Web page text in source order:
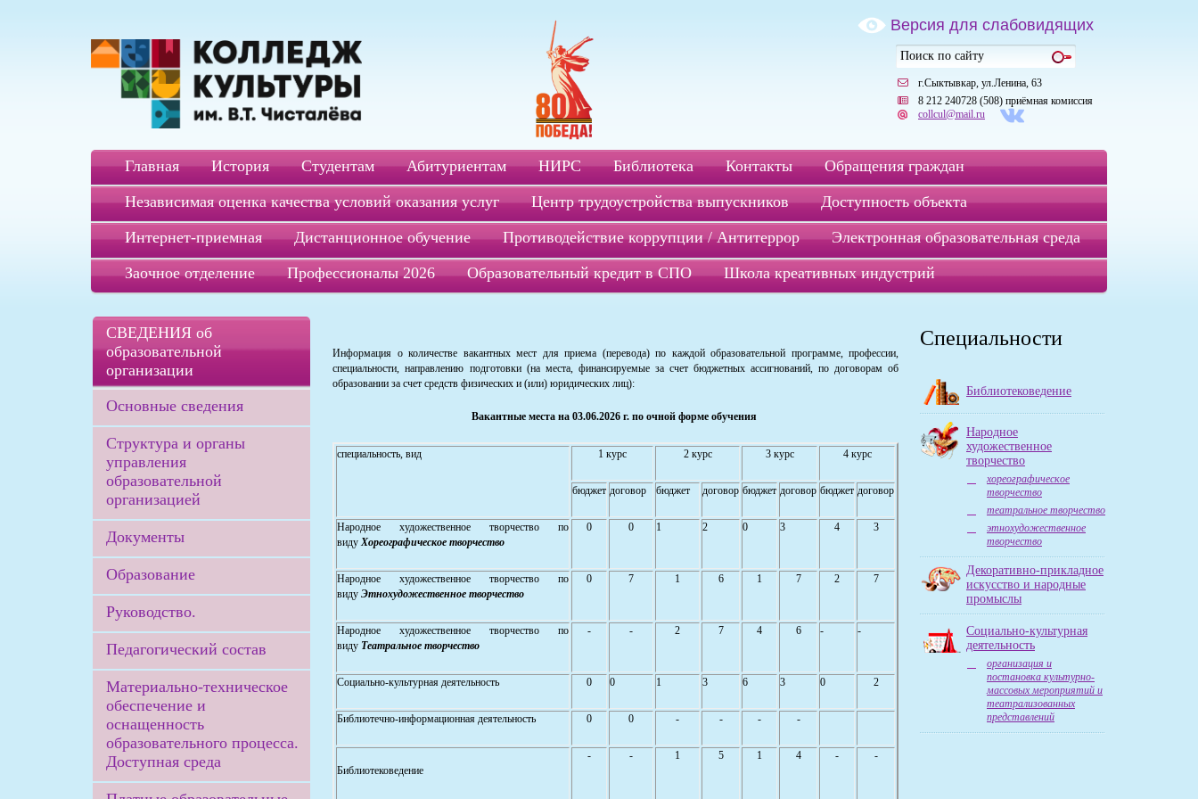
Версия для слабовидящих
г.Сыктывкар, ул.Ленина, 63
8 212 240728 (508) приёмная комиссия
collcul@mail.ru
Главная История Студентам Абитуриентам НИРС Библиотека Контакты
Обращения граждан
Независимая оценка качества условий оказания услуг
Центр трудоустройства выпускников
Доступность объекта
Интернет-приемная
Дистанционное обучение Противодействие коррупции / Антитеррор
Электронная образовательная среда
Заочное отделение
Профессионалы 2026 Образовательный кредит в СПО Школа креативных индустрий
СВЕДЕНИЯ об
образовательной
организации
Основные сведения
Структура и органы
управления
образовательной
организацией
Документы
Образование
Руководство.
Педагогический состав
Материально-техническое
обеспечение и
оснащенность
образовательного процесса.
Доступная среда
Информация о количестве вакантных мест для приема (перевода) по каждой образовательной программе, профессии,
специальности, направлению подготовки (на места, финансируемые за счет бюджетных ассигнований, по договорам об
образовании за счет средств физических и (или) юридических лиц):
Вакантные места на 03.06.2026 г. по очной форме обучения
специальность, вид 1 курс 2 курс 3 курс 4 курс
бюджет договор бюджет договор бюджет договор бюджет договор
Народное художественное творчество по
видуХореографическое творчество
0 0 1 2 0 3 4 3
Народное художественное творчество по
видуЭтнохудожественное творчество
0 7 1 6 1 7 2 7
Народное художественное творчество по
виду Театральное творчество
- - 2 7 4 6 - -
Социально-культурная деятельность 0 0 1 3 6 3 0 2
Библиотечно-информационная деятельность 0 0 - - - -
Библиотековедение
- - 1 5 1 4 - -
Специальности
Библиотековедение
Народное
художественное
творчество
хореографическое
творчество
театральное творчество
этнохудожественное
творчество
Декоративно-прикладное
искусство и народные
промыслы
Социально-культурная
деятельность
организация и
постановка культурно-
массовых мероприятий и
театрализованных
представлений